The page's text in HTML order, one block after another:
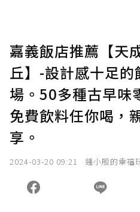
嘉義飯店推薦【天
丘】-設計感十足
場。50多種古早味
免費飲料任你喝，
享。
2024-03-20 09:21 鍾小殷的幸福